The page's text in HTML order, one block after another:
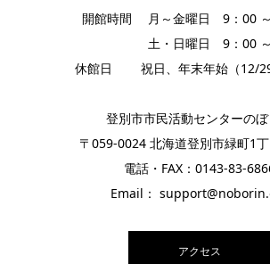
開館時間 月～金曜日 9：00
土・日曜日 9：00 ～
休館日 祝日、年末年始（12/29
登別市市民活動センターの
〒059-0024 北海道登別市緑町1
電話・FAX：0143-83-
Email：
アクセス